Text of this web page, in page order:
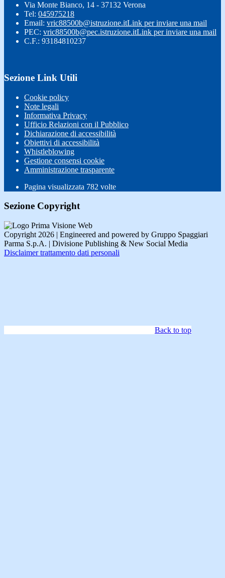
Via Monte Bianco, 14 - 37132 Verona
Tel: 045975218
Email: vric88500b@istruzione.itLink per inviare una mail
PEC: vric88500b@pec.istruzione.itLink per inviare una mail
C.F.: 93184810237
Sezione Link Utili
Cookie policy
Note legali
Informativa Privacy
Ufficio Relazioni con il Pubblico
Dichiarazione di accessibilità
Obiettivi di accessibilità
Whistleblowing
Gestione consensi cookie
Amministrazione trasparente
Pagina visualizzata 782 volte
Sezione Copyright
Copyright 2026 | Engineered and powered by Gruppo Spaggiari
Parma S.p.A. | Divisione Publishing & New Social Media
Disclaimer trattamento dati personali
Back to top